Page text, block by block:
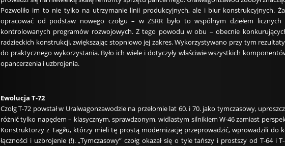
Pozwoliło im to nie tylko na utrzymanie linii produkcyjnych, ale i biur konstrukcyjnych.
opracować od podstaw nowego czołgu – w ZSRR było to wspólnym dziełem
kontrolowanych programów rozwojowych. Z tego powodu w obu – obecnie
radzieckich konstrukcji, zwiększając stopniowo jej zakres. Wykorzystywano przy tym
do praktycznego wykorzystania. Było ich wiele i dotyczyły właściwie wszystkich
opancerzenia i uzbrojenia.
Ewolucja T-72
Czołg T-72 powstał w Uralwagonzawodzie na przełomie lat 60. i 70. jako tymczasowy,
różnić tylko napędem – klasycznym, sprawdzonym, widlastym silnikiem W-46 zamiast
Konstruktorzy z Tagiłu, którzy mieli tę prostą modernizację przeprowadzić, wprowadzili do
łączności i uzbrojenie (!). „Tymczasowy” czołg okazał się o tyle tańszy i prostszy od T-64